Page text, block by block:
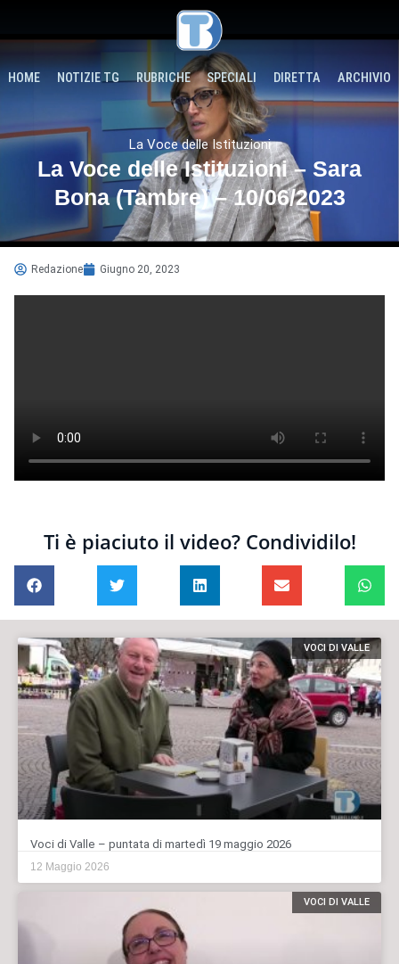
HOME NOTIZIE TG RUBRICHE SPECIALI DIRETTA ARCHIVIO
La Voce delle Istituzioni
La Voce delle Istituzioni – Sara
Bona (Tambre) – 10/06/2023
Redazione Giugno 20, 2023
Ti è piaciuto il video? Condividilo!
VOCI DI VALLE
Voci di Valle – puntata di martedì 19 maggio 2026
12 Maggio 2026
VOCI DI VALLE